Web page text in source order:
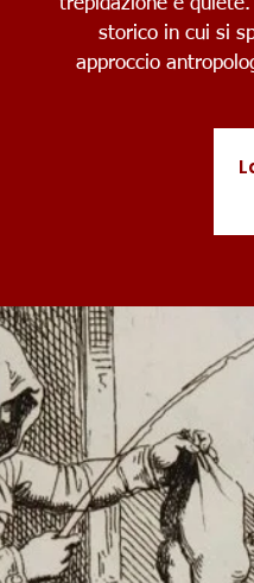
trepidazione e
storico in cui si
approccio